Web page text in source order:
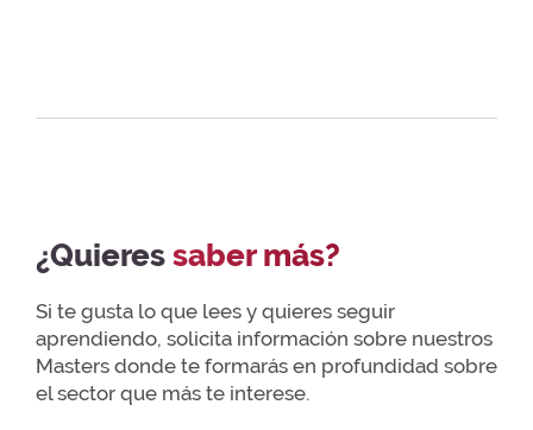
¿Quieressaber más?
Si te gusta lo que lees y quieres seguir
aprendiendo, solicita información sobre nuestros
Masters donde te formarás en profundidad sobre
el sector que más te interese.